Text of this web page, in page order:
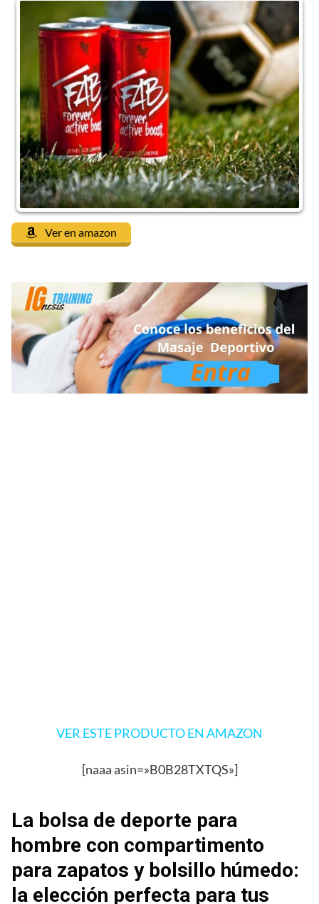
Ver en amazon
VER ESTE PRODUCTO EN AMAZON
[naaa asin=»B0B28TXTQS»]
La bolsa de deporte para
hombre con compartimento
para zapatos y bolsillo húmedo:
la elección perfecta para tus